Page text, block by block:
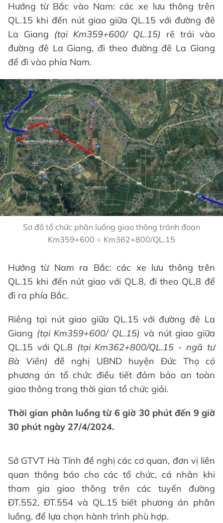
Hướng từ Bắc vào Nam: các xe lưu thông trên
QL.15 khi đến nút giao giữa QL.15 với đường đê
La Giang (tại Km359+600/ QL.15) rẽ trái vào
đường đê La Giang, đi theo đường đê La Giang
để đi vào phía Nam.
Sơ đồ tổ chức phân luồng giao thông tránh đoạn
Km359+600 ÷ Km362+800/QL.15
Hướng từ Nam ra Bắc: các xe lưu thông trên
QL.15 khi đến nút giao với QL.8, đi theo QL.8 để
đi ra phía Bắc.
Riêng tại nút giao giữa QL.15 với đường đê La
Giang (tại Km359+600/ QL.15) và nút giao giữa
QL.15 với QL.8 (tại Km362+800/QL.15 - ngã tư
Bà Viên) đề nghị UBND huyện Đức Thọ có
phương án tổ chức điều tiết đảm bảo an toàn
giao thông trong thời gian tổ chức giải.
Thời gian phân luồng từ 6 giờ 30 phút đến 9 giờ
30 phút ngày 27/4/2024.
Sở GTVT Hà Tĩnh đề nghị các cơ quan, đơn vị liên
quan thông báo cho các tổ chức, cá nhân khi
tham gia giao thông trên các tuyến đường
ĐT.552, ĐT.554 và QL.15 biết phương án phân
luồng, để lựa chọn hành trình phù hợp.